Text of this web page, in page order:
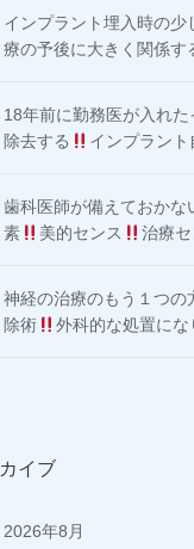
インプラント埋入時の少
療の予後に大きく関係す
18年前に勤務医が入れ
除去する
インプラン
歯科医師が備えておかな
素
美的センス 治療セ
神経の治療のもう１つの
除術
外科的な処置にな
イブ
2026年8月